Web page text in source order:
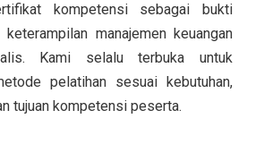
kompetensi sebagai bukti
keterampilan manajemen keuangan
Kami selalu terbuka untuk
pelatihan sesuai kebutuhan,
tujuan kompetensi peserta.